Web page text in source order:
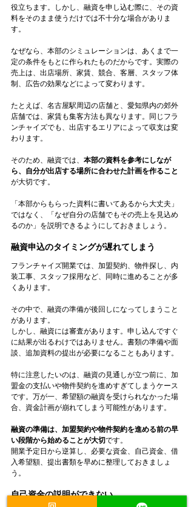
役立ちます。しかし、融資を申し込む際に、その資
料をそのまま使うだけでは不十分な場合がありま
す。
なぜなら、本部のシミュレーションは、あくまで一
定の条件をもとに作られたものだからです。実際の
売上は、出店場所、家賃、競合、客層、スタッフ体
制、広告の効果などによって変わります。
たとえば、名古屋駅周辺の店舗と、愛知県内の郊外
店舗では、家賃も集客方法も異なります。同じフラ
ンチャイズでも、出店するエリアによって収支は変
わります。
そのため、融資では、 本部の資料を参考にしなが
ら、自分が出店する場所に合わせた計画を作ること
が大切です。
「本部からもらった資料に書いてあるから大丈夫」
ではなく、「なぜ自分の店舗でもその売上を見込め
るのか」を説明できるようにしておきましょう。
融資申込のタイミングが遅れてしまう
フランチャイズ開業では、加盟契約、物件探し、内
装工事、スタッフ採用など、同時に進めることが多
くあります。
その中で、融資の準備が後回しになってしまうこと
があります。
しかし、融資には審査があります。申し込んですぐ
に結果が出るわけではありません。書類の準備や面
談、追加資料の提出が必要になることもあります。
特に注意したいのは、融資の見通しが立つ前に、加
盟金の支払いや物件契約を進めすぎてしまうケース
です。万が一、希望額の融資を受けられなかった場
合、資金計画が崩れてしまう可能性があります。
融資の準備は、加盟契約や物件契約を進める前の早
い段階から始めることが大切です。
開業予定日から逆算し、必要な資金、自己資金、借
入希望額、提出書類を早めに整理しておきましょ
う。
自己資金の説明ができない